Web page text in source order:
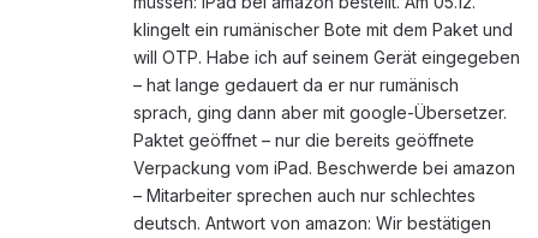
:
klingelt ein rumänischer Bote mit dem Paket und
will OTP. Habe ich auf seinem Gerät eingegeben
– hat lange gedauert da er nur rumänisch
sprach, ging dann aber mit google-Übersetzer.
Paktet geöffnet – nur die bereits geöffnete
Verpackung vom iPad. Beschwerde bei amazon
– Mitarbeiter sprechen auch nur schlechtes
deutsch. Antwort von amazon: Wir bestätigen